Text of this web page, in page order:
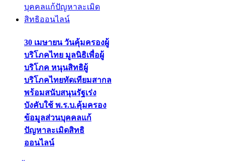
30 เมษายน วันคุ้มครองผู้
บริโภคไทย มูลนิธิเพื่อผู้
บริโภค หนุนสิทธิผู้
บริโภคไทยทัดเทียมสากล
พร้อมสนับสนุนรัฐเร่ง
บังคับใช้ พ.ร.บ.คุ้มครอง
ข้อมูลส่วนบุคคลแก้
ปัญหาละเมิดสิทธิ
ออนไลน์